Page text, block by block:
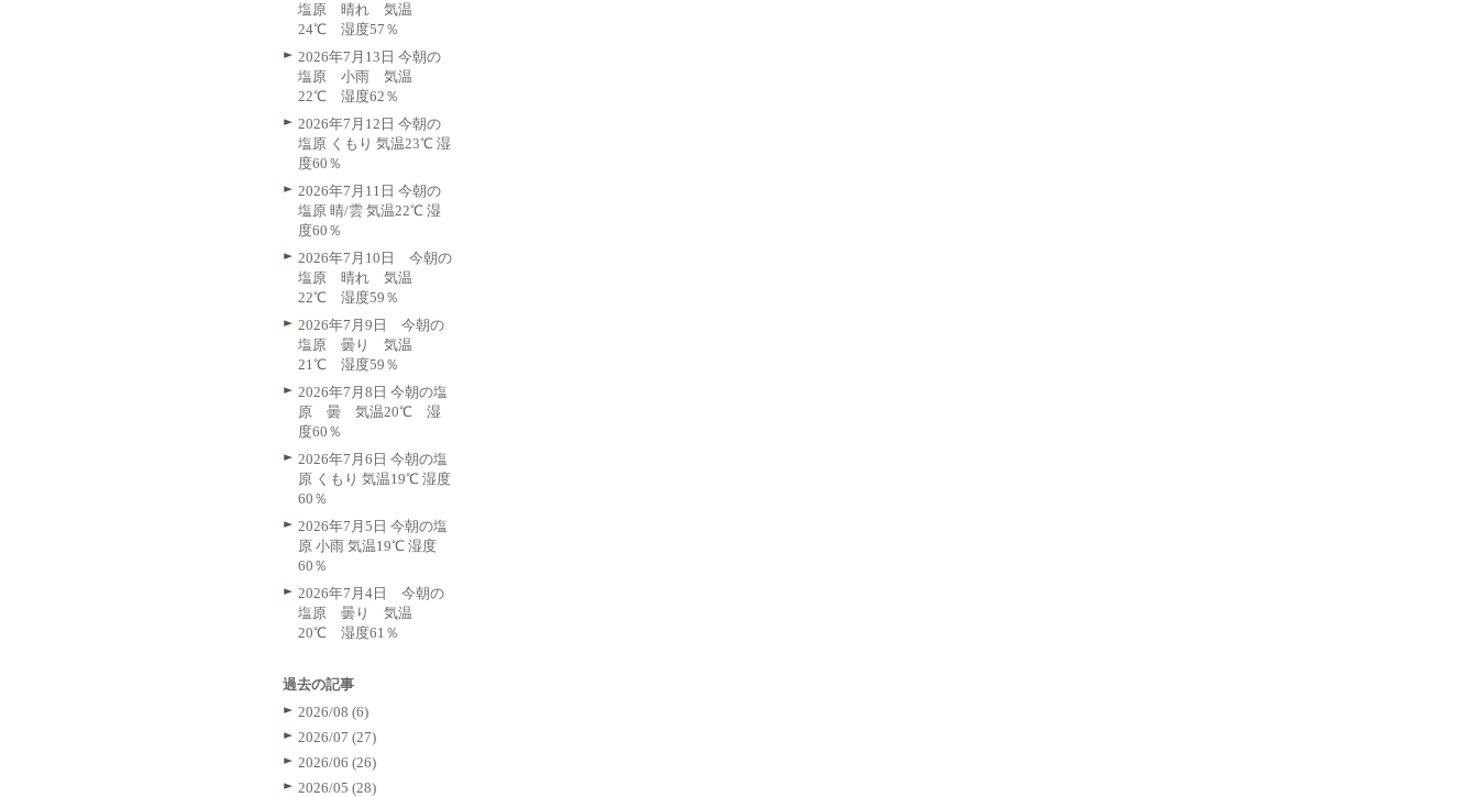
塩原 晴れ 気温
24℃ 湿度57％
2026年7月13日 今朝の
塩原 小雨 気温
22℃ 湿度62％
2026年7月12日 今朝の
塩原 くもり 気温23℃ 湿
度60％
2026年7月11日 今朝の
塩原 晴/雲 気温22℃ 湿
度60％
2026年7月10日 今朝の
塩原 晴れ 気温
22℃ 湿度59％
2026年7月9日 今朝の
塩原 曇り 気温
21℃ 湿度59％
2026年7月8日 今朝の塩
原 曇 気温20℃ 湿
度60％
2026年7月6日 今朝の塩
原 くもり 気温19℃ 湿度
60％
2026年7月5日 今朝の塩
原 小雨 気温19℃ 湿度
60％
2026年7月4日 今朝の
塩原 曇り 気温
20℃ 湿度61％
過去の記事
2026/08 (6)
2026/07 (27)
2026/06 (26)
2026/05 (28)